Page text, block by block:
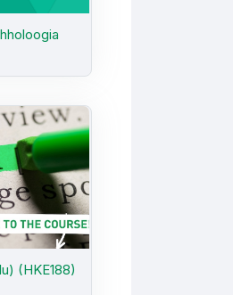
(HKE188) - E. Morel-Sipria
(HKE188)